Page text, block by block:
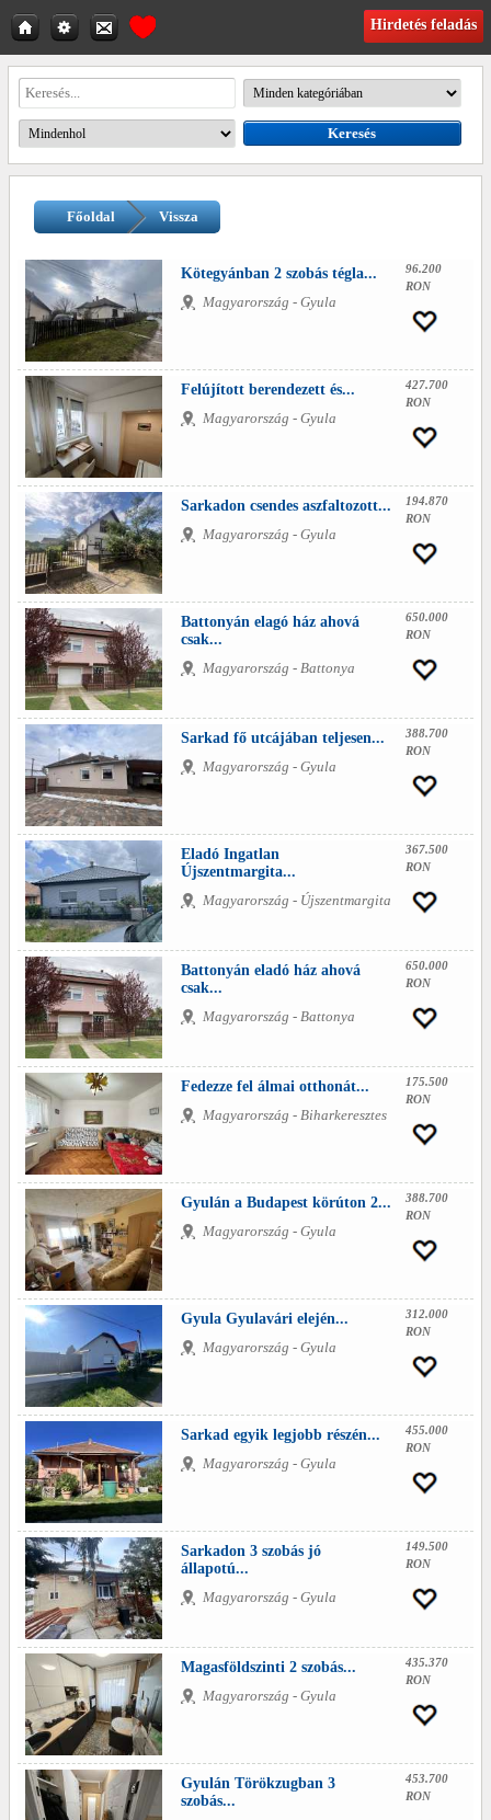
Hirdetés feladás
Főoldal Vissza
Kötegyánban 2 szobás tégla...
Magyarország - Gyula
96.200
RON
Felújított berendezett és...
Magyarország - Gyula
427.700
RON
Sarkadon csendes aszfaltozott...
Magyarország - Gyula
194.870
RON
Battonyán elagó ház ahová
csak...
Magyarország - Battonya
650.000
RON
Sarkad fő utcájában teljesen...
Magyarország - Gyula
388.700
RON
Eladó Ingatlan
Újszentmargita...
Magyarország - Újszentmargita
367.500
RON
Battonyán eladó ház ahová
csak...
Magyarország - Battonya
650.000
RON
Fedezze fel álmai otthonát...
Magyarország - Biharkeresztes
175.500
RON
Gyulán a Budapest körúton 2...
Magyarország - Gyula
388.700
RON
Gyula Gyulavári elején...
Magyarország - Gyula
312.000
RON
Sarkad egyik legjobb részén...
Magyarország - Gyula
455.000
RON
Sarkadon 3 szobás jó
állapotú...
Magyarország - Gyula
149.500
RON
Magasföldszinti 2 szobás...
Magyarország - Gyula
435.370
RON
Gyulán Törökzugban 3
szobás...
453.700
RON